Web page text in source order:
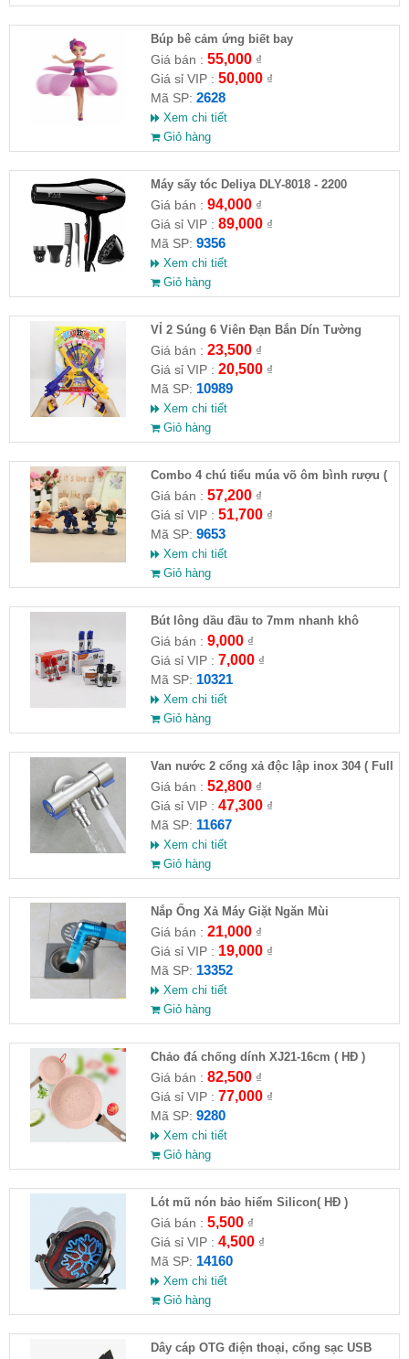
​Búp bê cảm ứng biết bay
Giá bán : 55,000₫
Giá sỉ VIP : 50,000₫
Mã SP: 2628
Xem chi tiết
Giỏ hàng
Máy sấy tóc Deliya DLY-8018 - 2200
Giá bán : 94,000₫
Giá sỉ VIP : 89,000₫
Mã SP: 9356
Xem chi tiết
Giỏ hàng
VỈ 2 Súng 6 Viên Đạn Bắn Dín Tường
Giá bán : 23,500₫
Giá sỉ VIP : 20,500₫
Mã SP: 10989
Xem chi tiết
Giỏ hàng
Combo 4 chú tiểu múa võ ôm bình rượu (
HĐ )
Giá bán : 57,200₫
Giá sỉ VIP : 51,700₫
Mã SP: 9653
Xem chi tiết
Giỏ hàng
Bút lông dầu đầu to 7mm nhanh khô
Giá bán : 9,000₫
Giá sỉ VIP : 7,000₫
Mã SP: 10321
Xem chi tiết
Giỏ hàng
Van nước 2 cổng xả độc lập inox 304 ( Full
VAT )
Giá bán : 52,800₫
Giá sỉ VIP : 47,300₫
Mã SP: 11667
Xem chi tiết
Giỏ hàng
Nắp Ống Xả Máy Giặt Ngăn Mùi
Giá bán : 21,000₫
Giá sỉ VIP : 19,000₫
Mã SP: 13352
Xem chi tiết
Giỏ hàng
Chảo đá chống dính XJ21-16cm ( HĐ )
Giá bán : 82,500₫
Giá sỉ VIP : 77,000₫
Mã SP: 9280
Xem chi tiết
Giỏ hàng
Lót mũ nón bảo hiểm Silicon( HĐ )
Giá bán : 5,500₫
Giá sỉ VIP : 4,500₫
Mã SP: 14160
Xem chi tiết
Giỏ hàng
Dây cáp OTG điện thoại, cổng sạc USB